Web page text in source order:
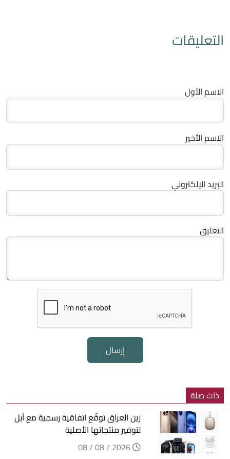
التعليقات
الاسم الأول
الاسم الأخير
البريد الإلكتروني
التعليق
إرسال
ذات صلة
زين العراق توقّع اتفاقية رسمية مع آبل
لتوفير منتجاتها الأصلية